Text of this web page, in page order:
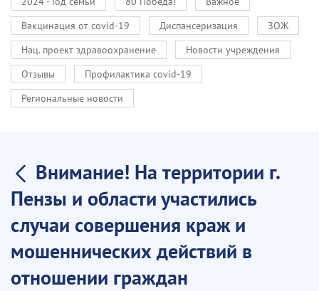
Вакцинация от covid-19
Диспансеризация
ЗОЖ
Нац. проект здравоохранение
Новости учреждения
Отзывы
Профилактика covid-19
Региональные новости
Внимание! На территории г.
Пензы и области участились
случаи совершения краж и
мошеннических действий в
отношении граждан